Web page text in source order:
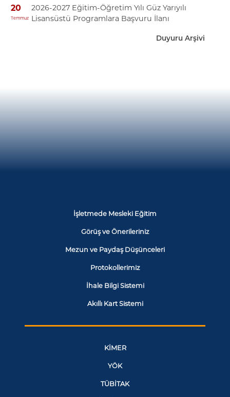
20
Temmuz
2026-2027 Eğitim-Öğretim Yılı Güz Yarıyılı
Lisansüstü Programlara Başvuru İlanı
Duyuru Arşivi
İşletmede Mesleki Eğitim
Görüş ve Önerileriniz
Mezun ve Paydaş Düşünceleri
Protokollerimiz
İhale Bilgi Sistemi
Akıllı Kart Sistemi
KİMER
YÖK
TÜBİTAK